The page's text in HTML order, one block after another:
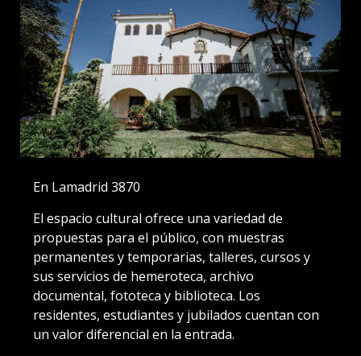
En Lamadrid 3870
El espacio cultural ofrece una variedad de
propuestas para el público, con muestras
permanentes y temporarias, talleres, cursos y
sus servicios de hemeroteca, archivo
documental, fototeca y biblioteca. Los
residentes, estudiantes y jubilados cuentan con
un valor diferencial en la entrada.